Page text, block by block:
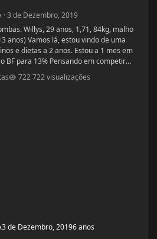
·3 de Dezembro, 2019
84kg, malho
vindo de uma
a 2 anos. Estou a 1 mes em
Pensando em competir
que vem se tudo ocorrer bem até abril.
fracos) Anexo, os exames
722 visualizações
3 de Dezembro, 20196 anos